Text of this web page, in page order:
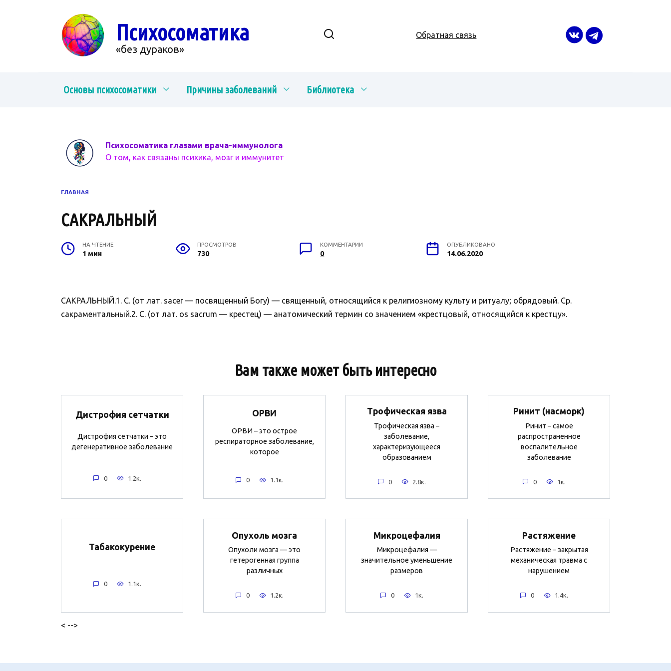
Психосоматика
«без дураков»
Обратная связь
Основы психосоматики Причины заболеваний Библиотека
Психосоматика глазами врача-иммунолога
О том, как связаны психика, мозг и иммунитет
ГЛАВНАЯ
САКРАЛЬНЫЙ
НА ЧТЕНИЕ
1 мин
ПРОСМОТРОВ
730
КОММЕНТАРИИ
0
ОПУБЛИКОВАНО
14.06.2020
САКРАЛЬНЫЙ.1. С. (от лат. sacer — посвященный Богу) — священный, относящийся к религиозному культу и ритуалу; обрядовый. Ср.
сакраментальный.2. С. (от лат. os sacrum — крестец) — анатомический термин со значением «крестцовый, относящийся к крестцу».
Вам также может быть интересно
Дистрофия сетчатки
Дистрофия сетчатки – это
дегенеративное заболевание
0 1.2к.
ОРВИ
ОРВИ – это острое
респираторное заболевание,
которое
0 1.1к.
Трофическая язва
Трофическая язва –
заболевание,
характеризующееся
образованием
0 2.8к.
Ринит (насморк)
Ринит – самое
распространенное
воспалительное
заболевание
0 1к.
Табакокурение
0 1.1к.
Опухоль мозга
Опухоли мозга — это
гетерогенная группа
различных
0 1.2к.
Микроцефалия
Микроцефалия —
значительное уменьшение
размеров
0 1к.
Растяжение
Растяжение – закрытая
механическая травма с
нарушением
0 1.4к.
< -->